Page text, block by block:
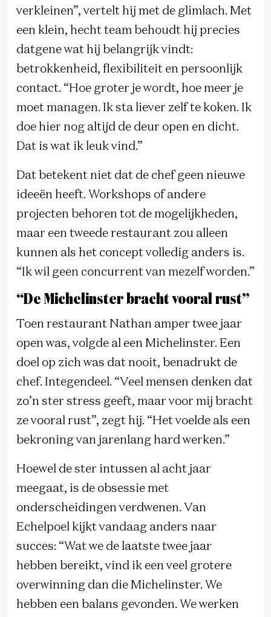
verkleinen”, vertelt hij met de glimlach. Met
een klein, hecht team behoudt hij precies
datgene wat hij belangrijk vindt:
betrokkenheid, flexibiliteit en persoonlijk
contact. “Hoe groter je wordt, hoe meer je
moet managen. Ik sta liever zelf te koken. Ik
doe hier nog altijd de deur open en dicht.
Dat is wat ik leuk vind.”
Dat betekent niet dat de chef geen nieuwe
ideeën heeft. Workshops of andere
projecten behoren tot de mogelijkheden,
maar een tweede restaurant zou alleen
kunnen als het concept volledig anders is.
“Ik wil geen concurrent van mezelf worden.”
“De Michelinster bracht vooral rust”
Toen restaurant Nathan amper twee jaar
open was, volgde al een Michelinster. Een
doel op zich was dat nooit, benadrukt de
chef. Integendeel. “Veel mensen denken dat
zo’n ster stress geeft, maar voor mij bracht
ze vooral rust”, zegt hij. “Het voelde als een
bekroning van jarenlang hard werken.”
Hoewel de ster intussen al acht jaar
meegaat, is de obsessie met
onderscheidingen verdwenen. Van
Echelpoel kijkt vandaag anders naar
succes: “Wat we de laatste twee jaar
hebben bereikt, vind ik een veel grotere
overwinning dan die Michelinster. We
hebben een balans gevonden. We werken